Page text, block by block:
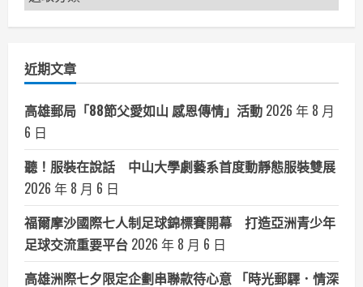
聞
近期文章
高雄郵局「88節父愛如山 感恩傳情」活動 2026 年 8 月
6 日
聽！服裝在說話 中山大學劇藝系首度動靜態服裝雙展
2026 年 8 月 6 日
福爾摩沙國際七人制足球錦標賽開幕 打造亞洲青少年
足球交流重要平台 2026 年 8 月 6 日
高雄洲際七夕限定企劃串聯款待心意 「時光郵驛．情深